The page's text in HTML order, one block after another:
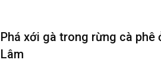
Phá xới gà trong rừng cà phê
Lâm